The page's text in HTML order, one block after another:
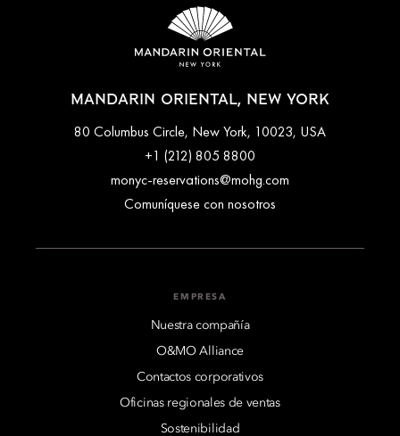
MANDARIN ORIENTAL, NEW YORK
80 Columbus Circle, New York, 10023, USA
+1 (212) 805 8800
monyc-reservations@mohg.com
Comuníquese con nosotros
EMPRESA
Nuestra compañía
O&MO Alliance
Contactos corporativos
Oficinas regionales de ventas
Sostenibilidad